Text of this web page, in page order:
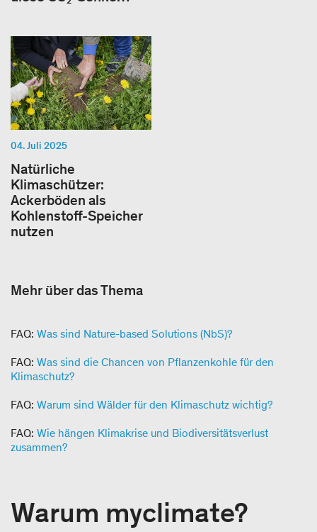
04. Juli 2025
Natürliche
Klimaschützer:
Ackerböden als
Kohlenstoff-Speicher
nutzen
Mehr über das Thema
FAQ: Was sind Nature-based Solutions (NbS)?
FAQ: Was sind die Chancen von Pflanzenkohle für den
Klimaschutz?
FAQ: Warum sind Wälder für den Klimaschutz wichtig?
FAQ: Wie hängen Klimakrise und Biodiversitätsverlust
zusammen?
Warum myclimate?